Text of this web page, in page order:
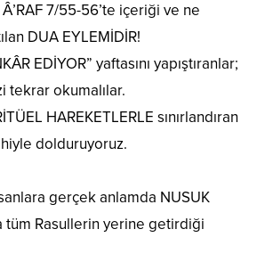
7/55-56’te içeriği ve ne
DUA EYLEMİDİR!
EDİYOR” yaftasını yapıştıranlar;
tekrar okumalılar.
HAREKETLERLE sınırlandıran
dolduruyoruz.
gerçek anlamda NUSUK
tüm Rasullerin yerine getirdiği